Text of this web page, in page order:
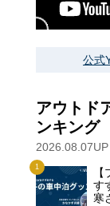
公式
アウトド
ンキング
2026.08.07UP
す
寒